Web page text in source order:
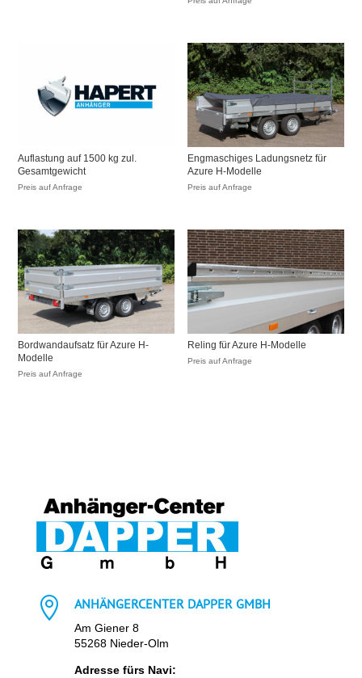
Auflastung auf 1500 kg zul.
Gesamtgewicht
Preis auf Anfrage
Engmaschiges Ladungsnetz für
Azure H-Modelle
Preis auf Anfrage
Bordwandaufsatz für Azure H-
Modelle
Preis auf Anfrage
Reling für Azure H-Modelle
Preis auf Anfrage
 ANHÄNGERCENTER DAPPER GMBH
Am Giener 8
55268 Nieder-Olm
Adresse fürs Navi: